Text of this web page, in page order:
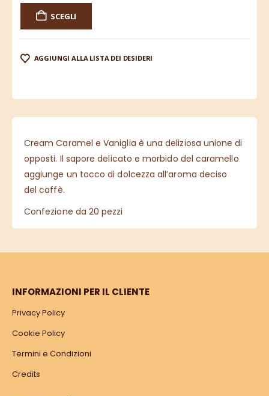
SCEGLI
AGGIUNGI ALLA LISTA DEI DESIDERI
Cream Caramel e Vaniglia è una deliziosa unione di
opposti. Il sapore delicato e morbido del caramello
aggiunge un tocco di dolcezza all’aroma deciso
del caffè.
Confezione da 20 pezzi
INFORMAZIONI PER IL CLIENTE
Privacy Policy
Cookie Policy
Termini e Condizioni
Credits